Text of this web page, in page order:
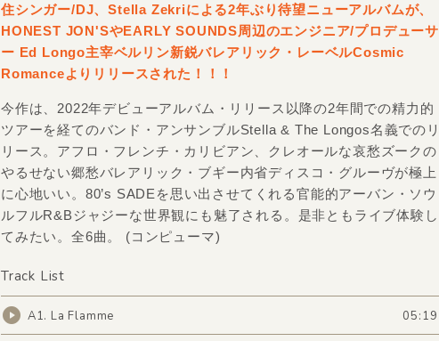
住シンガー/DJ、Stella Zekriによる2年ぶり待望ニューアルバムが、
HONEST JON'SやEARLY SOUNDS周辺のエンジニア/プロデューサ
ー Ed Longo主宰ベルリン新鋭バレアリック・レーベルCosmic
Romanceよりリリースされた！！！
今作は、2022年デビューアルバム・リリース以降の2年間での精力的
ツアーを経てのバンド・アンサンブルStella & The Longos名義でのリ
リース。アフロ・フレンチ・カリビアン、クレオールな哀愁ズークの
やるせない郷愁バレアリック・ブギー内省ディスコ・グルーヴが極上
に心地いい。80’s SADEを思い出させてくれる官能的アーバン・ソウ
ルフルR&Bジャジーな世界観にも魅了される。是非ともライブ体験し
てみたい。全6曲。 (コンピューマ)
Track List
A1. La Flamme 05:19